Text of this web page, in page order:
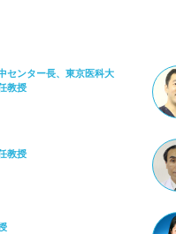
ンター長、東京医科大
教授
教授